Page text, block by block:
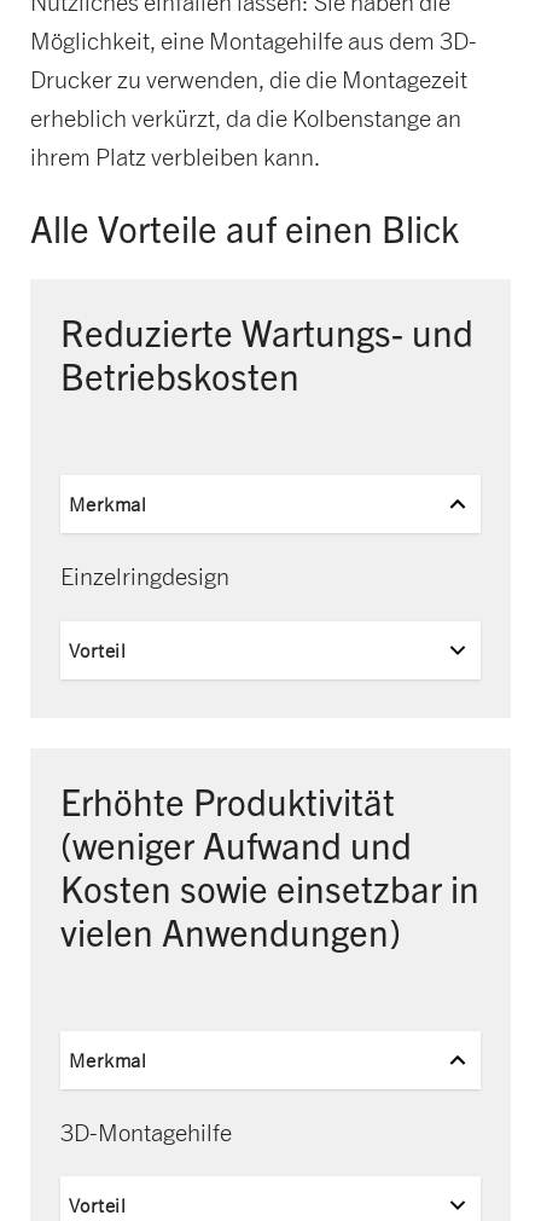
Möglichkeit, eine Montagehilfe aus dem 3D-
Drucker zu verwenden, die die Montagezeit
erheblich verkürzt, da die Kolbenstange an
ihrem Platz verbleiben kann.
Alle Vorteile auf einen Blick
Reduzierte Wartungs- und
Betriebskosten
Merkmal
Einzelringdesign
Vorteil
Erhöhte Produktivität
(weniger Aufwand und
Kosten sowie einsetzbar in
vielen Anwendungen)
Merkmal
3D-Montagehilfe
Vorteil